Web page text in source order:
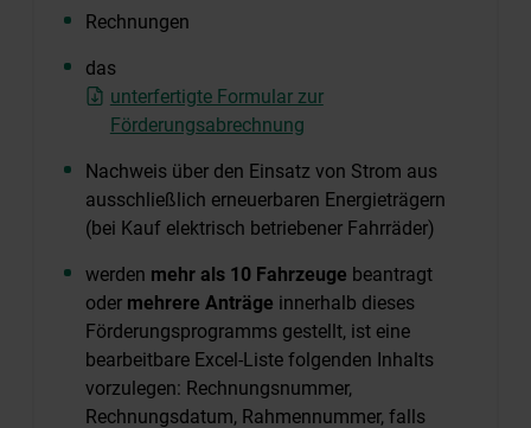
Rechnungen
das
unterfertigte Formular zur
Förderungsabrechnung
Nachweis über den Einsatz von Strom aus
ausschließlich erneuerbaren Energieträgern
(bei Kauf elektrisch betriebener Fahrräder)
werden mehr als 10 Fahrzeuge beantragt
oder mehrere Anträge innerhalb dieses
Förderungsprogramms gestellt, ist eine
bearbeitbare Excel-Liste folgenden Inhalts
vorzulegen: Rechnungsnummer,
Rechnungsdatum, Rahmennummer, falls